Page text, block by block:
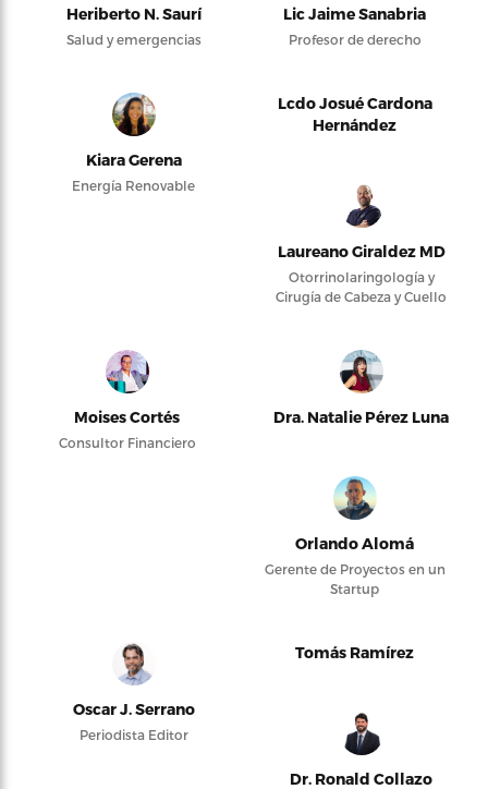
Heriberto N. Saurí
Salud y emergencias
Lic Jaime Sanabria
Profesor de derecho
Kiara Gerena
Energía Renovable
Lcdo Josué Cardona
Hernández
Laureano Giraldez MD
Otorrinolaringología y
Cirugía de Cabeza y Cuello
Moises Cortés
Consultor Financiero
Dra. Natalie Pérez Luna
Orlando Alomá
Gerente de Proyectos en un
Startup
Oscar J. Serrano
Periodista Editor
Tomás Ramírez
Dr. Ronald Collazo